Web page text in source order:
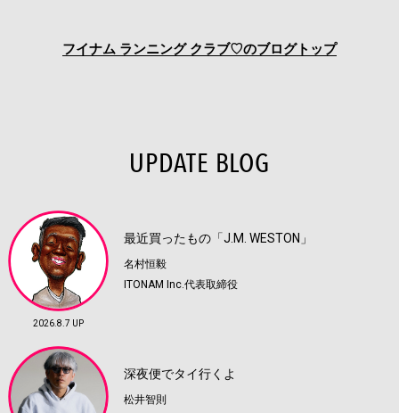
フイナム ランニング クラブ♡のブログトップ
UPDATE BLOG
2026.8.7 UP
最近買ったもの「J.M. WESTON」
名村恒毅
ITONAM Inc.代表取締役
深夜便でタイ行くよ
松井智則